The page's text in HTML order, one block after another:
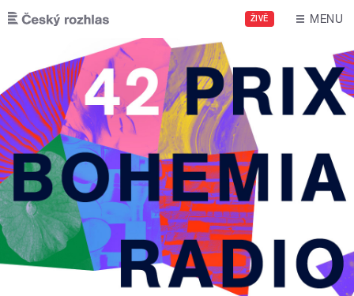
Přejít k hlavnímu obsahu
ŽIVĚ MENU